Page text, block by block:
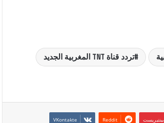
تردد قناة TNT المغربية الجديد
بينتيريست